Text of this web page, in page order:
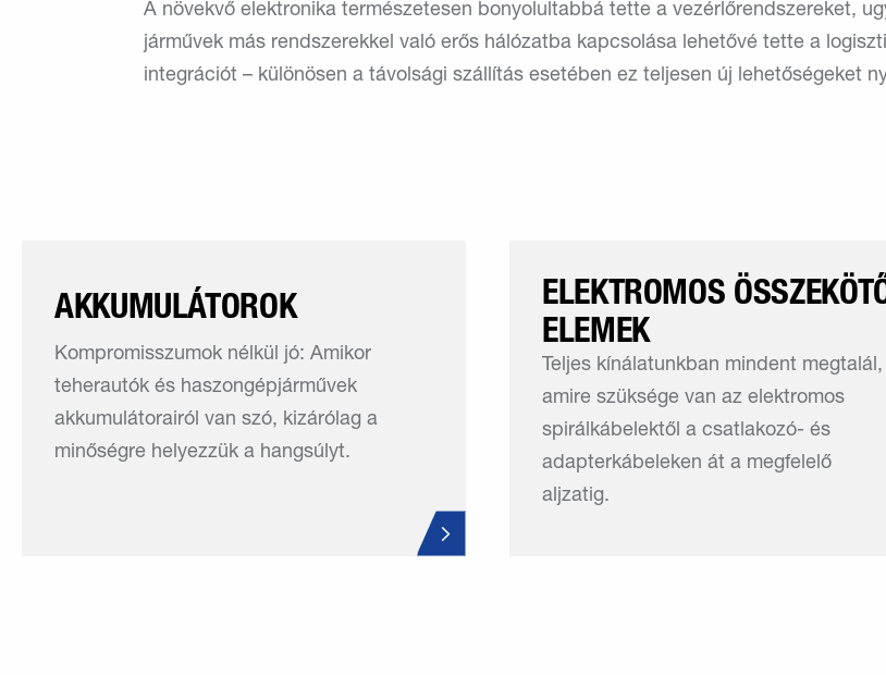
A növekvő elektronika természetesen bonyolultabbá tette a vezérlőrendszereket,
járművek más rendszerekkel való erős hálózatba kapcsolása lehetővé tette a
integrációt – különösen a távolsági szállítás esetében ez teljesen új lehetőségeket
AKKUMULÁTOROK
Kompromisszumok nélkül jó: Amikor
teherautók és haszongépjárművek
akkumulátorairól van szó, kizárólag a
minőségre helyezzük a hangsúlyt.
ELEKTROMOS
ELEMEK
Teljes kínálatunkban mindent megtalál,
amire szüksége van az elektromos
spirálkábelektől a csatlakozó- és
adapterkábeleken át a megfelelő
aljzatig.